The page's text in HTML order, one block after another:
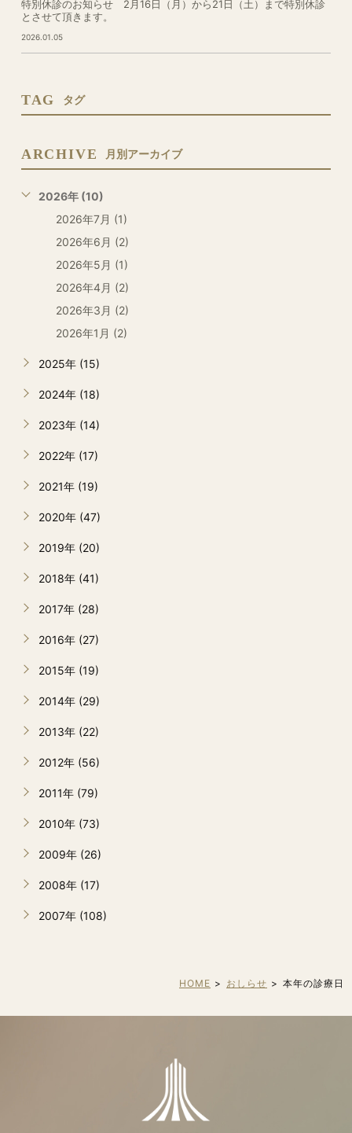
特別休診のお知らせ 2月16日（月）から21日（土）まで特別休診
とさせて頂きます。
2026.01.05
TAG タグ
ARCHIVE 月別アーカイブ
2026年 (10)
2026年7月 (1)
2026年6月 (2)
2026年5月 (1)
2026年4月 (2)
2026年3月 (2)
2026年1月 (2)
2025年 (15)
2024年 (18)
2023年 (14)
2022年 (17)
2021年 (19)
2020年 (47)
2019年 (20)
2018年 (41)
2017年 (28)
2016年 (27)
2015年 (19)
2014年 (29)
2013年 (22)
2012年 (56)
2011年 (79)
2010年 (73)
2009年 (26)
2008年 (17)
2007年 (108)
HOME おしらせ 本年の診療日